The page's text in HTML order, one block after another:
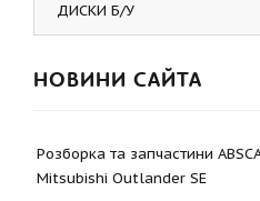
ДИСКИ Б/У
НОВИНИ САЙТА
Розборка та запчастини
Mitsubishi Outlander SE